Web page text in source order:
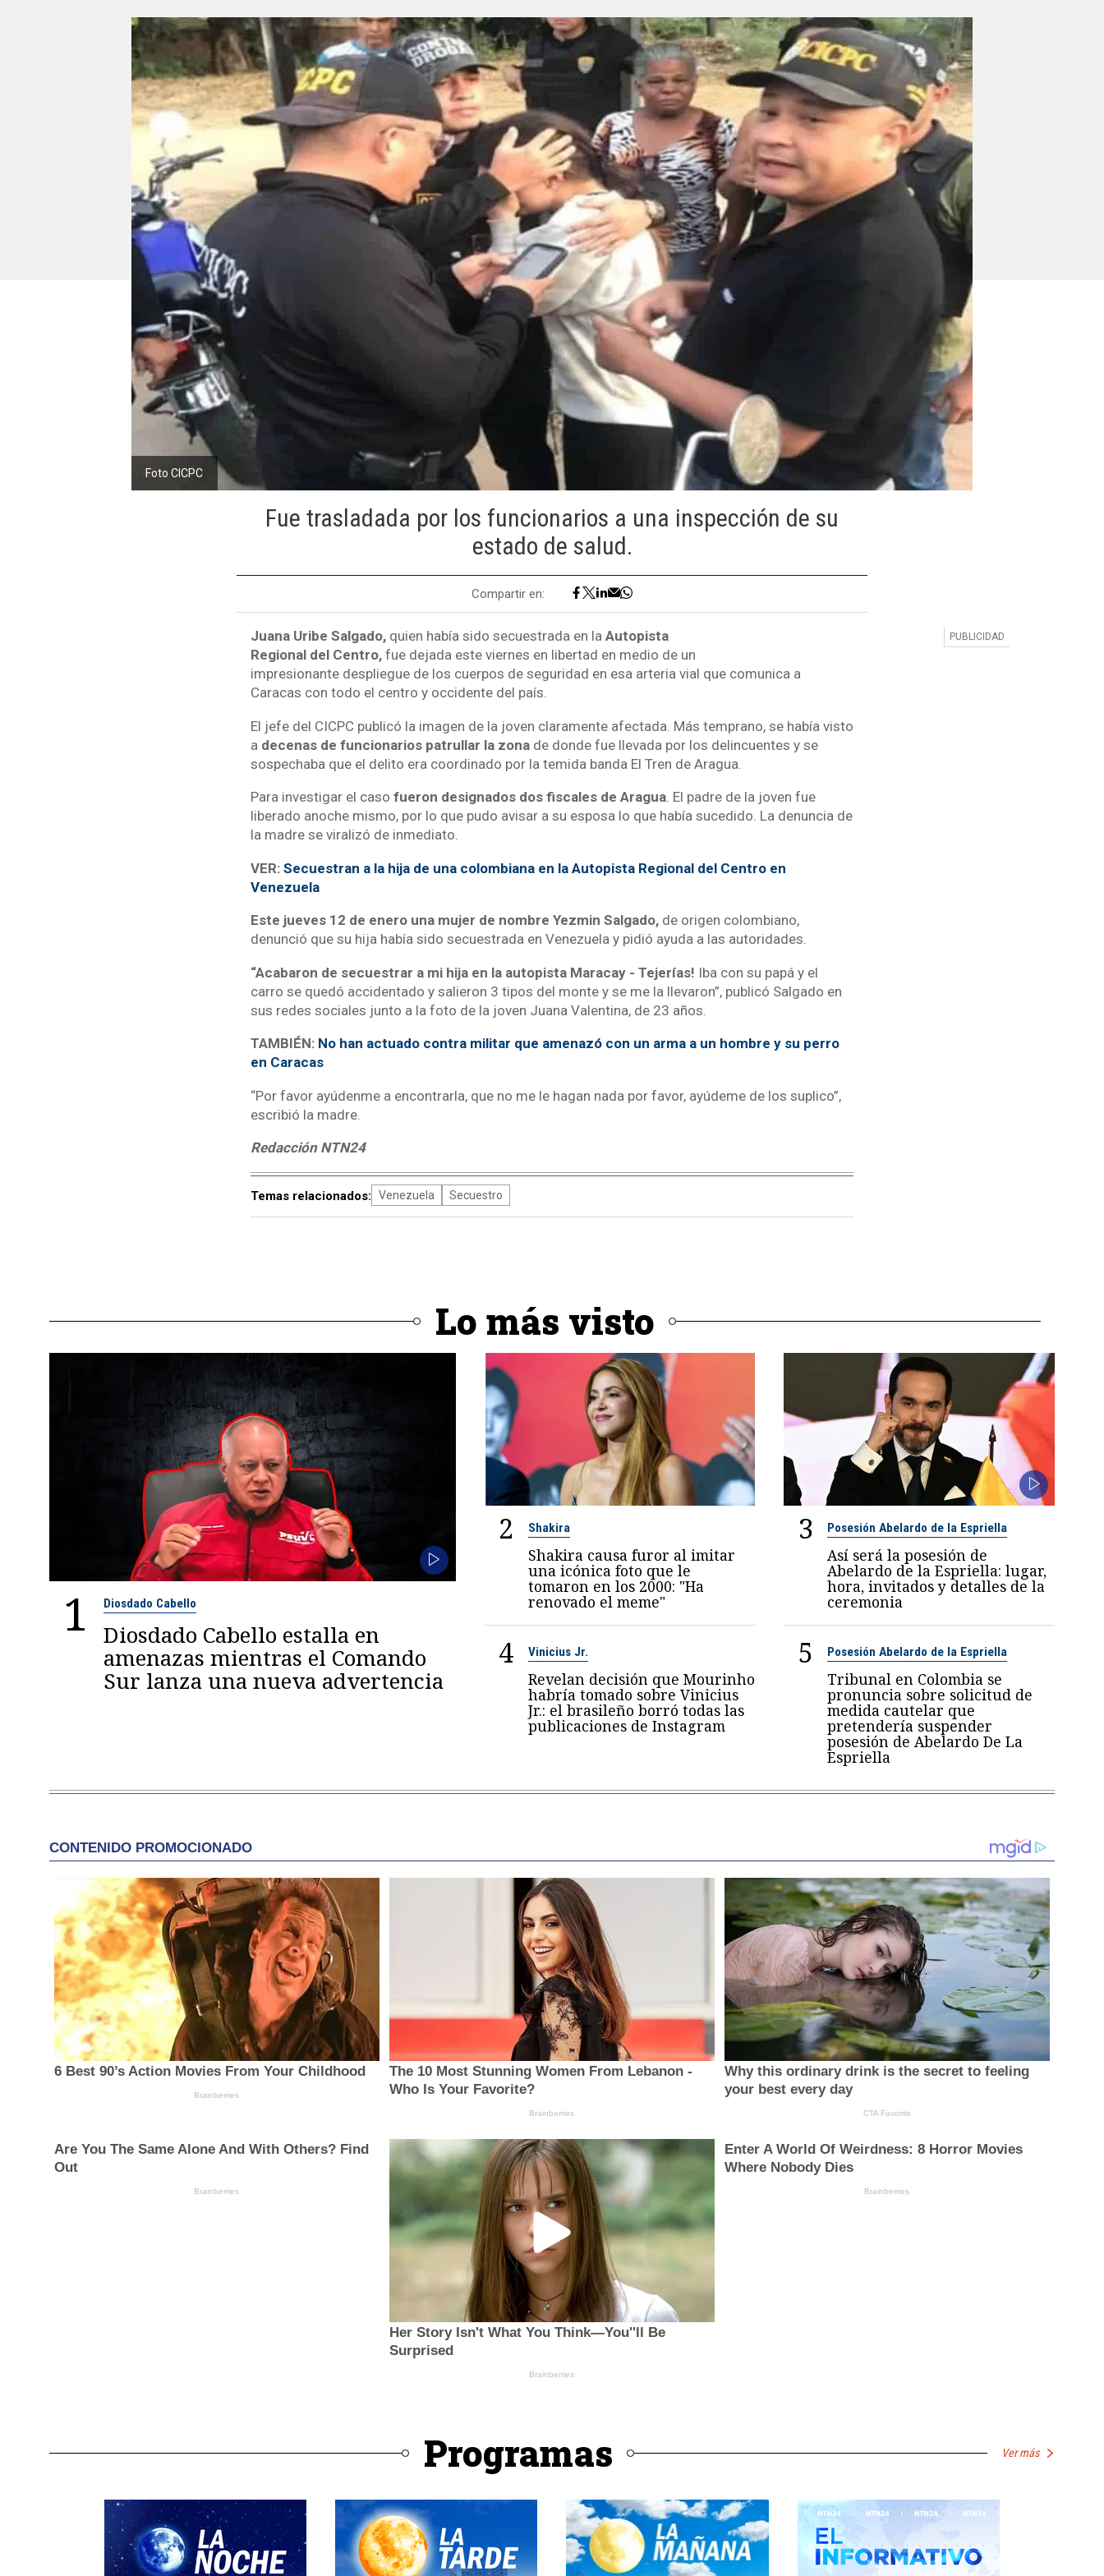
Foto CICPC
Fue trasladada por los funcionarios a una inspección de su
estado de salud.
Compartir en:
Juana Uribe Salgado,quien había sido secuestrada en la Autopista
Regional del Centro, fue dejada este viernes en libertad en medio de un
impresionante despliegue de los cuerpos de seguridad en esa arteria vial que comunica a
Caracas con todo el centro y occidente del país.
El jefe del CICPC publicó la imagen de la joven claramente afectada. Más temprano, se había visto
a decenas de funcionarios patrullar la zona de donde fue llevada por los delincuentes y se
sospechaba que el delito era coordinado por la temida banda El Tren de Aragua.
Para investigar el caso fueron designados dos fiscales de Aragua. El padre de la joven fue
liberado anoche mismo, por lo que pudo avisar a su esposa lo que había sucedido. La denuncia de
la madre se viralizó de inmediato.
VER: Secuestran a la hija de una colombiana en la Autopista Regional del Centro en
Venezuela
Este jueves 12 de enero una mujer de nombre Yezmin Salgado,de origen colombiano,
denunció que su hija había sido secuestrada en Venezuela y pidió ayuda a las autoridades.
“Acabaron de secuestrar a mi hija en la autopista Maracay - Tejerías! Iba con su papá y el
carro se quedó accidentado y salieron 3 tipos del monte y se me la llevaron”, publicó Salgado en
sus redes sociales junto a la foto de la joven Juana Valentina, de 23 años.
TAMBIÉN: No han actuado contra militar que amenazó con un arma a un hombre y su perro
en Caracas
“Por favor ayúdenme a encontrarla, que no me le hagan nada por favor, ayúdeme de los suplico”,
escribió la madre.
Redacción NTN24
Temas relacionados: Venezuela Secuestro
Lo más visto
1 Diosdado Cabello
Diosdado Cabello estalla en
amenazas mientras el Comando
Sur lanza una nueva advertencia
2 Shakira
Shakira causa furor al imitar
una icónica foto que le
tomaron en los 2000: "Ha
renovado el meme"
3 Posesión Abelardo de la Espriella
Así será la posesión de
Abelardo de la Espriella: lugar,
hora, invitados y detalles de la
ceremonia
4 Vinicius Jr.
Revelan decisión que Mourinho
habría tomado sobre Vinicius
Jr.: el brasileño borró todas las
publicaciones de Instagram
5 Posesión Abelardo de la Espriella
Tribunal en Colombia se
pronuncia sobre solicitud de
medida cautelar que
pretendería suspender
posesión de Abelardo De La
Espriella
Programas Ver más